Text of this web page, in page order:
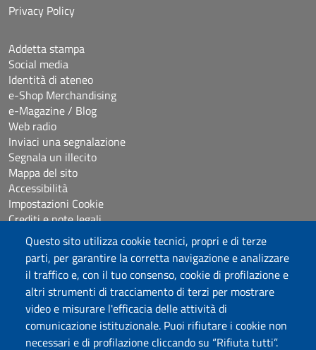
Questo sito utilizza cookie tecnici, propri e di terze
parti, per garantire la corretta navigazione e analizzare
il traffico e, con il tuo consenso, cookie di profilazione e
altri strumenti di tracciamento di terzi per mostrare
video e misurare l'efficacia delle attività di
comunicazione istituzionale. Puoi rifiutare i cookie non
necessari e di profilazione cliccando su “Rifiuta tutti”.
Università degli Studi di Sassari
Piazza Università 21, Sassari
Privacy Policy
Addetta stampa
Social media
Identità di ateneo
e-Shop Merchandising
e-Magazine / Blog
Web radio
Inviaci una segnalazione
Segnala un illecito
Mappa del sito
Accessibilità
Impostazioni Cookie
Crediti e note legali
Seguici su
Chatta con noi